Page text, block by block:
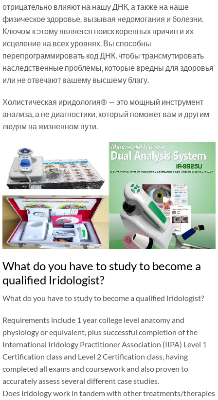
отрицательно влияют на нашу ДНК, а также на наше
физическое здоровье, вызывая недомогания и болезни.
Ключом к этому является поиск коренных причин и их
исцеление на всех уровнях. Вы способны
перепрограммировать код ДНК, чтобы трансмутировать
наследственные проблемы, которые вредны для здоровья
или не отвечают вашему высшему благу.
Холистическая иридология® — это мощный инструмент
анализа, а не диагностики, который поможет вам и другим
людям на жизненном пути.
What do you have to study to become a
qualified Iridologist?
What do you have to study to become a qualified Iridologist?
Requirements include 1 year college level anatomy and
physiology or equivalent, plus successful completion of the
International Iridology Practitioner Association (IIPA) Level 1
Certification class and Level 2 Certification class, having
completed all exams and coursework and also proven to
accurately assess several different case studies.
Does Iridology work in tandem with other treatments/therapies